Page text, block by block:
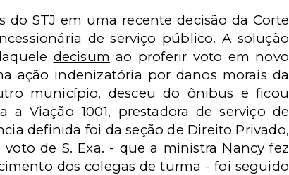
STJ em uma recente decisão da Corte
de serviço público. A solução
decisum ao proferir voto em novo
ação indenizatória por danos morais da
município, desceu do ônibus e ficou
Viação 1001, prestadora de serviço de
definida foi da seção de Direito Privado,
de S. Exa. - que a ministra Nancy fez
dos colegas de turma - foi seguido